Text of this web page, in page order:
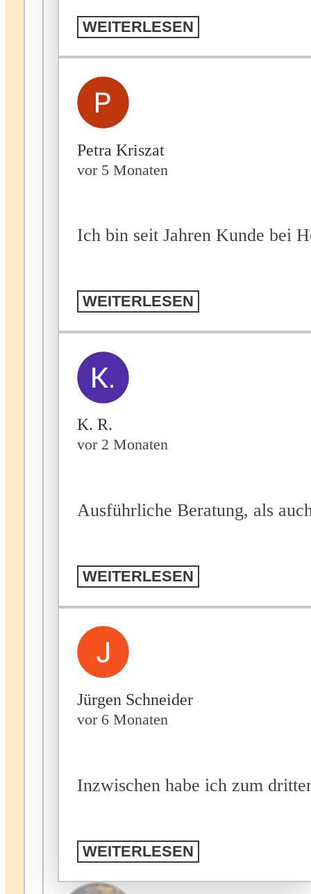
WEITERLESEN
Petra Kriszat
vor 5 Monaten
Ich bin seit Jahren Kunde bei
WEITERLESEN
K. R.
vor 2 Monaten
Ausführliche Beratung, als
WEITERLESEN
Jürgen Schneider
vor 6 Monaten
Inzwischen habe ich zum
WEITERLESEN